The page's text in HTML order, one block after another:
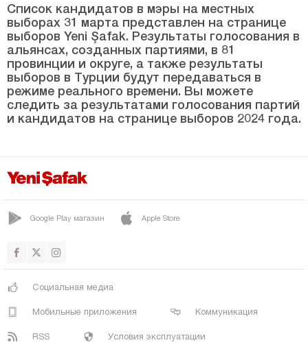
ШАЛПАЗАРЫ
СЮРМЕНЕ
ТОНЯ
ВАКФЫКЕБИР
ЙОМРА
Ушак
Ван
Зонгулдак
Список кандидатов в мэры на местных
выборах 31 марта представлен на странице
выборов Yeni Şafak. Результаты голосования в
альянсах, созданных партиями, в 81
провинции и округе, а также результаты
выборов в Турции будут передаваться в
режиме реального времени. Вы можете
следить за результатами голосования партий
и кандидатов на странице выборов 2024 года.
Google Play магазин Apple Store
Социальная медиа
Мобильные приложения Коммуникация
RSS Условия эксплуатации